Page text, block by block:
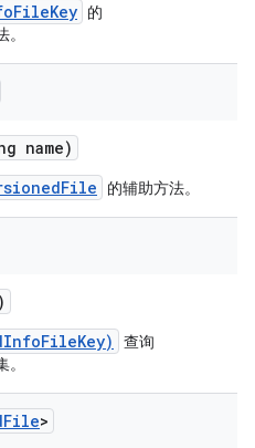
的
name)
的辅助方法。
查询
File>